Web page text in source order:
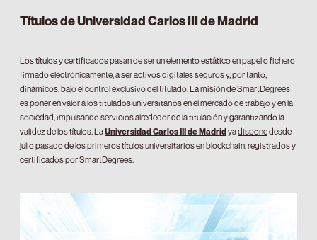
Títulos de Universidad Carlos III de Madrid
Los títulos y certificados pasan de ser un elemento estático en papel o fichero
firmado electrónicamente, a ser activos digitales seguros y, por tanto,
dinámicos, bajo el control exclusivo del titulado. La misión de SmartDegrees
es poner en valor a los titulados universitarios en el mercado de trabajo y en la
sociedad, impulsando servicios alrededor de la titulación y garantizando la
validez de los títulos. LaUniversidad Carlos III de Madridyadisponedesde
julio pasado de los primeros títulos universitarios en blockchain, registrados y
certificados por SmartDegrees.